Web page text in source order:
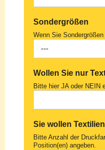
Sondergrößen
Wenn Sie
Wollen Sie nur
Bitte hier JA oder NEIN
Sie wollen
Bitte Anzahl der
Position(en) angeben.